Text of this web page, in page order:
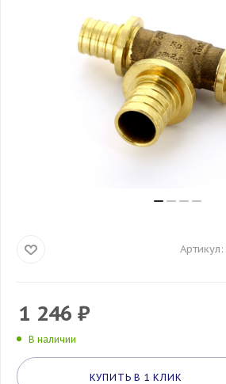
Артикул:
1 246 ₽
В наличии
КУПИТЬ В 1 КЛИК